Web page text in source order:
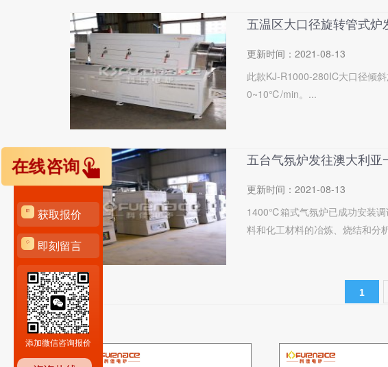
五温区大口径旋转管式炉
更新时间： 2021-08-13
此款KJ-R1000-280IC大口径倾
0~10℃/min。...
五台气氛炉发往澳大利亚
更新时间： 2021-08-13
1400℃箱式气氛炉已成功安装调
料和化工材料的冶炼、烧结和分
1
在线咨询
获取报价
即刻留言
添加微信咨询报价